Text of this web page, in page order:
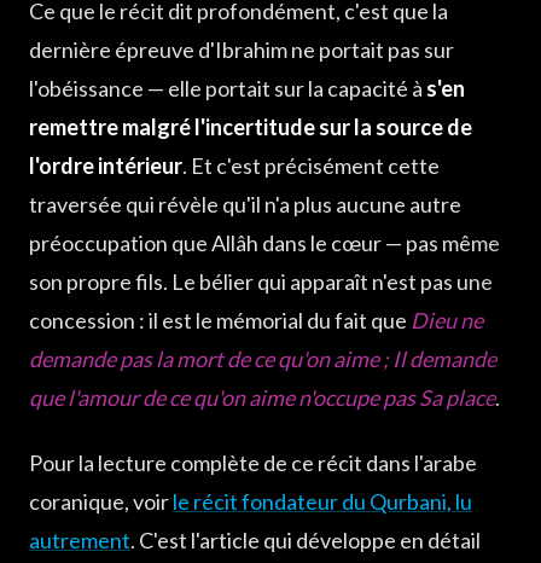
Ce que le récit dit profondément, c'est que la
dernière épreuve d'Ibrahim ne portait pas sur
l'obéissance — elle portait sur la capacité à s'en
remettre malgré l'incertitude sur la source de
l'ordre intérieur. Et c'est précisément cette
traversée qui révèle qu'il n'a plus aucune autre
préoccupation que Allâh dans le cœur — pas même
son propre fils. Le bélier qui apparaît n'est pas une
concession : il est le mémorial du fait que Dieu ne
demande pas la mort de ce qu'on aime ; Il demande
que l'amour de ce qu'on aime n'occupe pas Sa place.
Pour la lecture complète de ce récit dans l'arabe
coranique, voirle récit fondateur du Qurbani, lu
autrement. C'est l'article qui développe en détail